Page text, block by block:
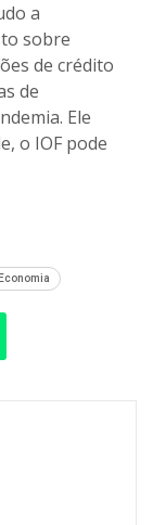
a
sobre
de crédito
de
Ele
o IOF pode
Economia